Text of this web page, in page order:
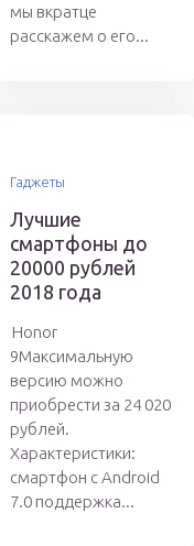
мы вкратце
расскажем о его...
Гаджеты
Лучшие
смартфоны до
20000 рублей
2018 года
Honor
9Максимальную
версию можно
приобрести за 24 020
рублей.
Характеристики:
смартфон с Android
7.0 поддержка...